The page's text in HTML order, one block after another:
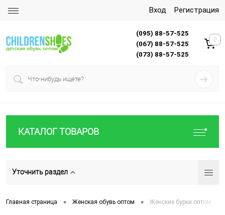
Вход Регистрация
(095) 88-57-525
(067) 88-57-525
(073) 88-57-525
0
КАТАЛОГ ТОВАРОВ
Уточнить раздел
Главная страница • Женская обувь оптом • Женские бурки оптом